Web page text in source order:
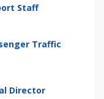
Staff
Traffic
Director